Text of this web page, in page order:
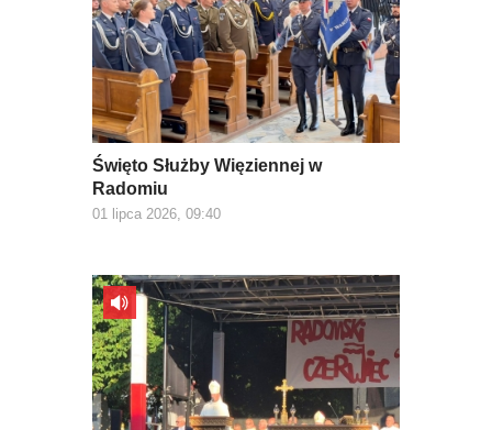
Święto Służby Więziennej w
Radomiu
01 lipca 2026, 09:40